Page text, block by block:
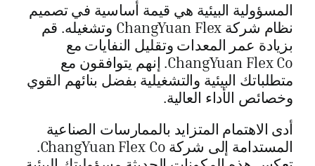
المسؤولية البيئية هي قيمة أساسية في تصميم
نظام شركة ChangYuan Flex وتشغيله. قم
بزيادة عمر المعدات وتقليل النفايات مع
ChangYuan Flex Co. إنهم يتوافقون مع
متطلباتك البيئية والتشغيلية بفضل بنائهم القوي
وخصائص الأداء العالية.
أدى الاهتمام المتزايد بالممارسات الصناعية
المستدامة إلى شركة ChangYuan Flex Co.